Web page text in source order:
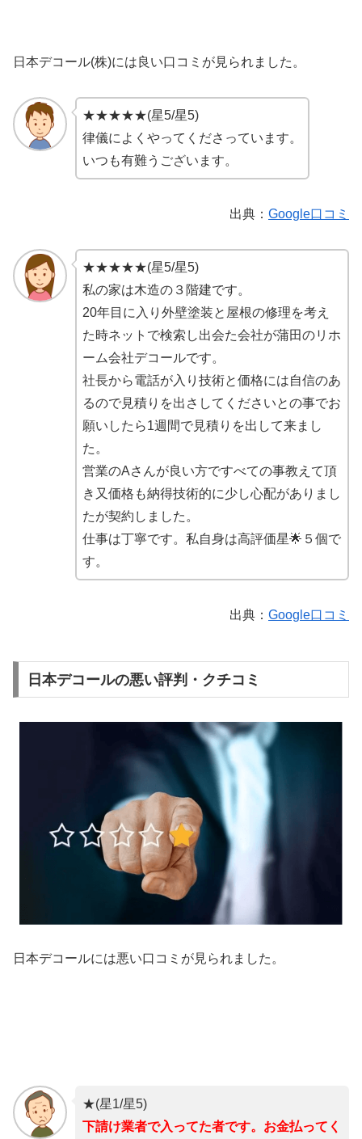
日本デコール(株)には良い口コミが見られました。
★★★★★(星5/星5)
律儀によくやってくださっています。
いつも有難うございます。
出典： Google口コミ
★★★★★(星5/星5)
私の家は木造の３階建です。
20年目に入り外壁塗装と屋根の修理を考え
た時ネットで検索し出会た会社が蒲田のリホ
ーム会社デコールです。
社長から電話が入り技術と価格には自信のあ
るので見積りを出さしてくださいとの事でお
願いしたら1週間で見積りを出して来まし
た。
営業のAさんが良い方ですべての事教えて頂
き又価格も納得技術的に少し心配がありまし
たが契約しました。
仕事は丁寧です。私自身は高評価星🌟５個で
す。
出典： Google口コミ
日本デコールの悪い評判・クチコミ
日本デコールには悪い口コミが見られました。
★(星1/星5)
下請け業者で入ってた者です。 お金払ってく